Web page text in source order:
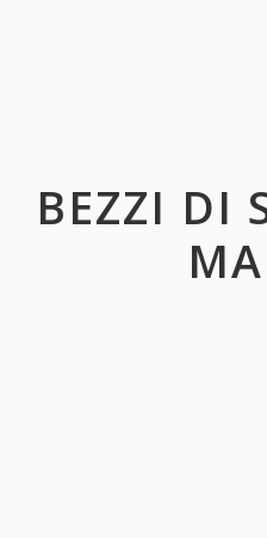
BEZZI DI